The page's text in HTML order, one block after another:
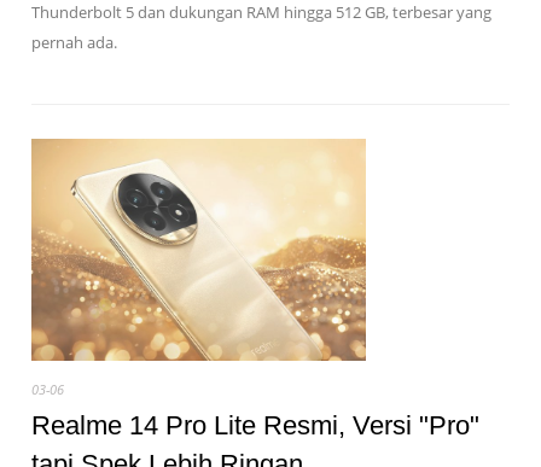
Thunderbolt 5 dan dukungan RAM hingga 512 GB, terbesar yang
pernah ada.
03-06
Realme 14 Pro Lite Resmi, Versi "Pro"